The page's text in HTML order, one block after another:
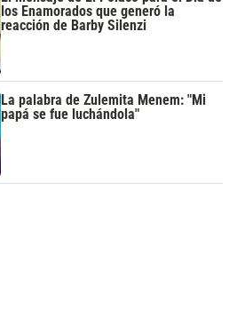
los Enamorados que generó la
reacción de Barby Silenzi
La palabra de Zulemita Menem: "Mi
papá se fue luchándola"